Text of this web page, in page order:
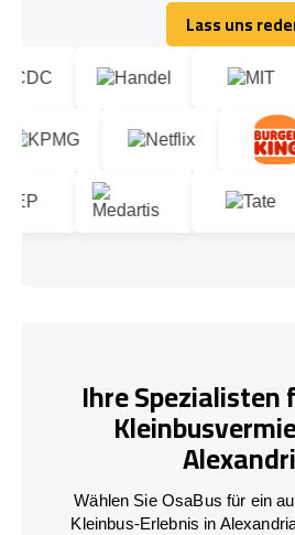
Lass uns
Lass uns
Ihre
Wählen Sie OsaBus für ein
Kleinbus-Erlebnis in